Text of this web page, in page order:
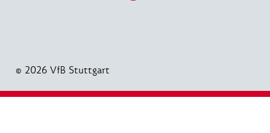
© 2026 VfB Stuttgart